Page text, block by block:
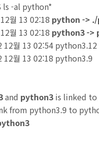
ls -al python*
월 13 02:18 python ->
월 13 02:18 python3 ->
월 13 02:54 python3.12
월 13 02:18 python3.9
and python3 is linked to
from python3.9 to